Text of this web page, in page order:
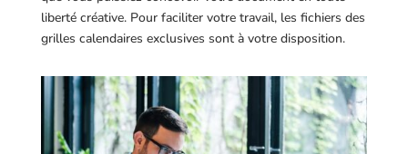
liberté créative. Pour faciliter votre travail, les fichiers des
grilles calendaires exclusives sont à votre disposition.